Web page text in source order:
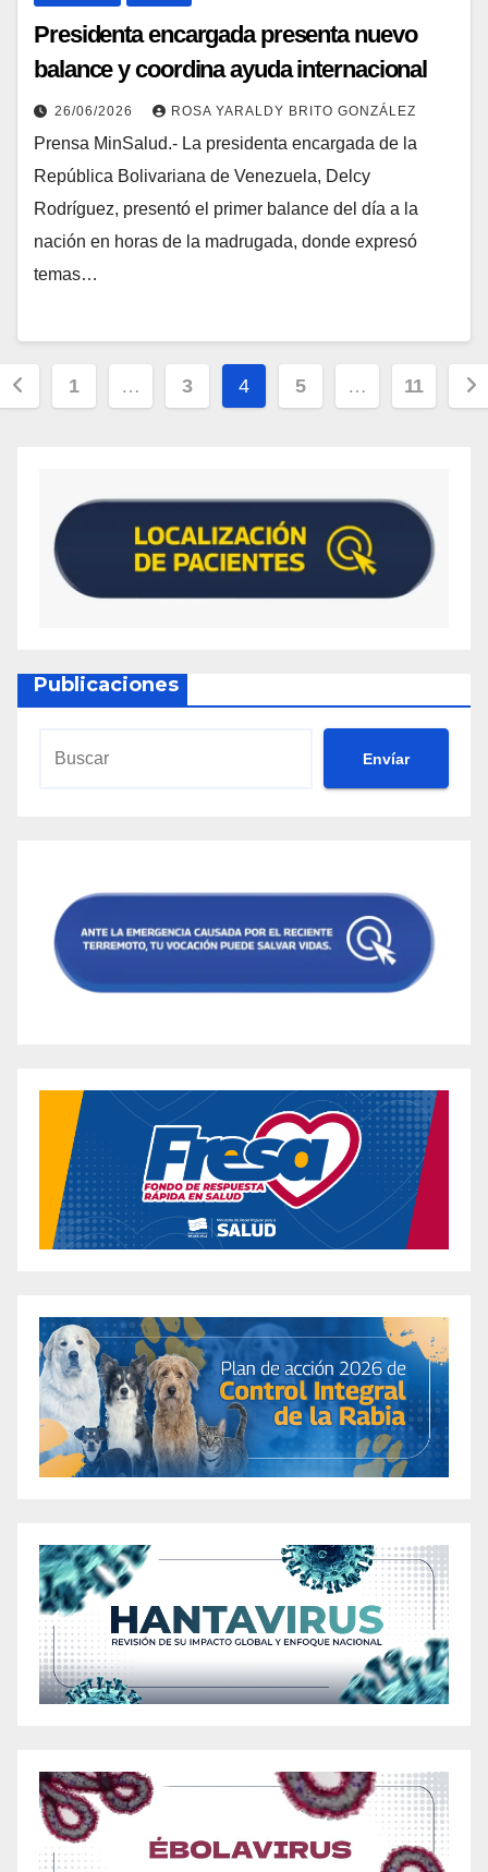
Presidenta encargada presenta nuevo
balance y coordina ayuda internacional
26/06/2026 ROSA YARALDY BRITO GONZÁLEZ
Prensa MinSalud.- La presidenta encargada de la
República Bolivariana de Venezuela, Delcy
Rodríguez, presentó el primer balance del día a la
nación en horas de la madrugada, donde expresó
temas…
1 … 3 4 5 … 11
Publicaciones
Envíar